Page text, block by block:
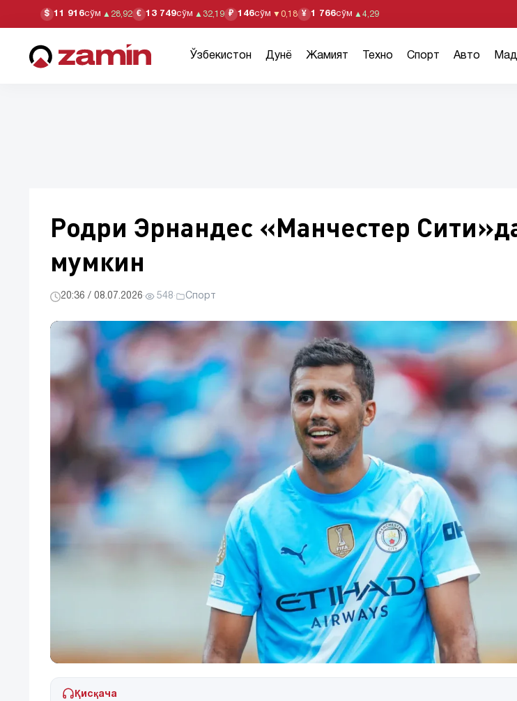
$ 11 916сўм ▲ 28,92 € 13 749сўм ▲ 32,19 ₽ 146сўм ▼ 0,18 ¥ 1 766сўм ▲ 4,29
Ўзбекистон Дунё Жамият Техно Спорт Авто
Родри Эрнандес «Манчестер
мумкин
20:36 / 08.07.2026· 548· Спорт
Қисқача